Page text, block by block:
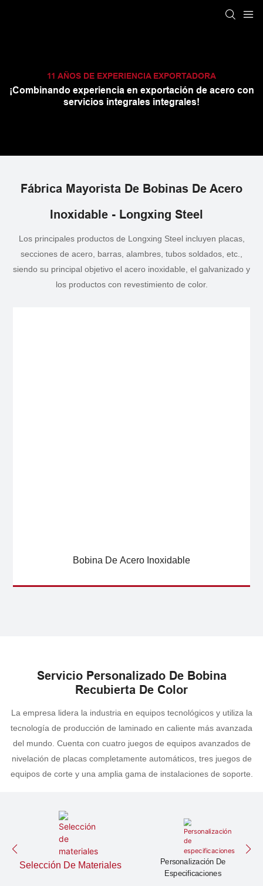
11 AÑOS DE EXPERIENCIA EXPORTADORA
¡Combinando experiencia en exportación de acero con
servicios integrales integrales!
Fábrica Mayorista De Bobinas De Acero
Inoxidable - Longxing Steel
Los principales productos de Longxing Steel incluyen placas,
secciones de acero, barras, alambres, tubos soldados, etc.,
siendo su principal objetivo el acero inoxidable, el galvanizado y
los productos con revestimiento de color.
Bobina De Acero Inoxidable
Servicio Personalizado De Bobina
Recubierta De Color
La empresa lidera la industria en equipos tecnológicos y utiliza la
tecnología de producción de laminado en caliente más avanzada
del mundo. Cuenta con cuatro juegos de equipos avanzados de
nivelación de placas completamente automáticos, tres juegos de
equipos de corte y una amplia gama de instalaciones de soporte.
Selección De Materiales
Personalización De
Especificaciones